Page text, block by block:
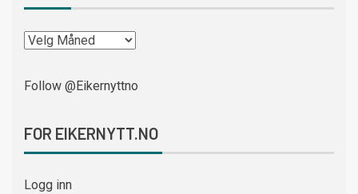
Follow @Eikernyttno
FOR EIKERNYTT.NO
Logg inn